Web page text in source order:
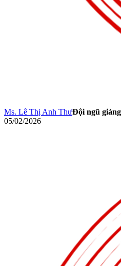
Ms. Lê Thị Anh ThưĐội ngũ
05/02/2026